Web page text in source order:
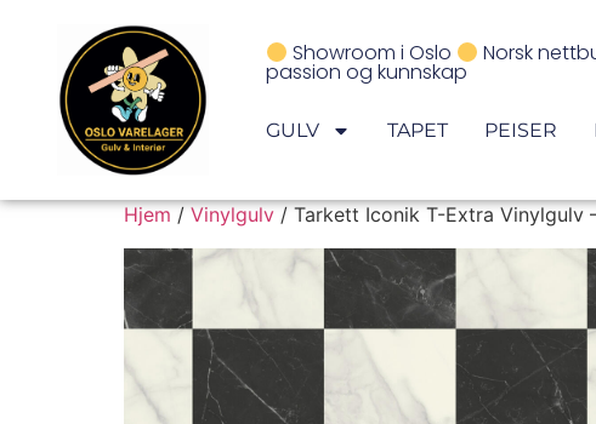
Showroom i Oslo Norsk
passion og kunnskap
GULV TAPET PEISER
Hjem / Vinylgulv / Tarkett Iconik T-Extra Vinylgulv